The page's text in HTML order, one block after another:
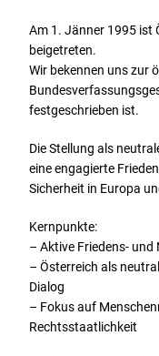
Am 1. Jänner 1995 ist
beigetreten.
Wir bekennen uns zur
festgeschrieben ist.
Die Stellung als
eine engagierte
Sicherheit in Europa
Kernpunkte:
– Aktive Friedens-
– Österreich als
Dialog
– Fokus auf
Rechtsstaatlichkeit